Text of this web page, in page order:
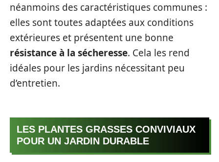
néanmoins des caractéristiques communes :
elles sont toutes adaptées aux conditions
extérieures et présentent une bonne
résistance à la sécheresse. Cela les rend
idéales pour les jardins nécessitant peu
d’entretien.
LES PLANTES GRASSES CONVIVIAUX
POUR UN JARDIN DURABLE